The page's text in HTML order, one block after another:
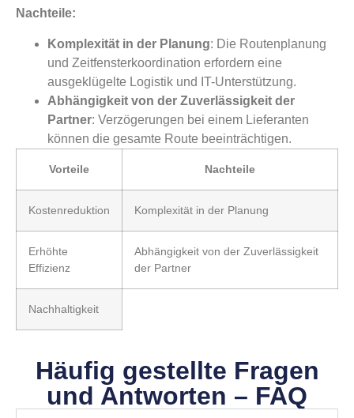
Nachteile:
Komplexität in der Planung: Die Routenplanung
und Zeitfensterkoordination erfordern eine
ausgeklügelte Logistik und IT-Unterstützung.
Abhängigkeit von der Zuverlässigkeit der
Partner: Verzögerungen bei einem Lieferanten
können die gesamte Route beeinträchtigen.
Vorteile Nachteile
Kostenreduktion Komplexität in der Planung
Erhöhte
Effizienz
Abhängigkeit von der Zuverlässigkeit
der Partner
Nachhaltigkeit
Häufig gestellte Fragen
und Antworten – FAQ